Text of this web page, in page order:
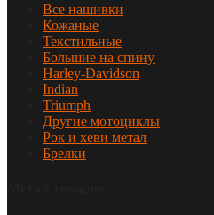
Все нашивки
Кожаные
Текстильные
Большие на спину
Harley-Davidson
Indian
Triumph
Другие мотоциклы
Рок и хеви метал
Брелки